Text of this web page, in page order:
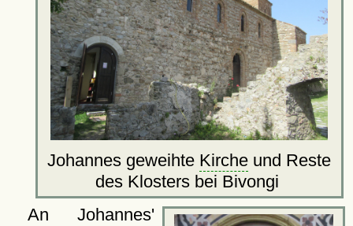
Johannes geweihte Kirche und Reste
des Klosters bei Bivongi
An Johannes'